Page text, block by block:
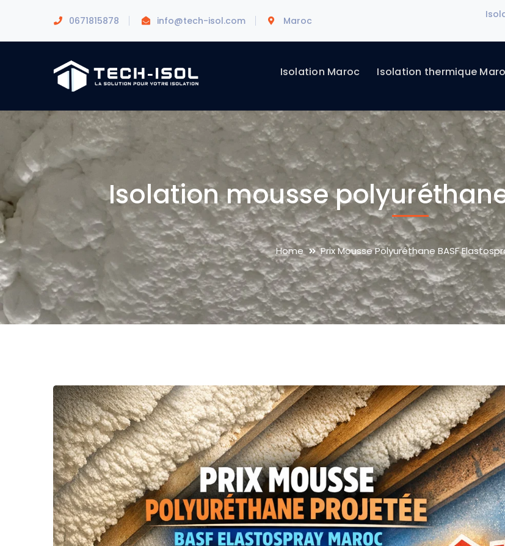
0671815878 info@tech-isol.com Maroc
Isolation Maroc Isolation thermique
Isolation mousse
Home Prix Mousse Polyuréthane BASF